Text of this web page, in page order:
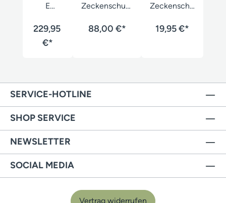
E
Jacke
Herren
229,95
€*
Zeckenschutz
Ergoline
88,00 €*
Zeckenschu
Shield
19,95 €*
SERVICE-HOTLINE
SHOP SERVICE
NEWSLETTER
SOCIAL MEDIA
Vertrag widerrufen